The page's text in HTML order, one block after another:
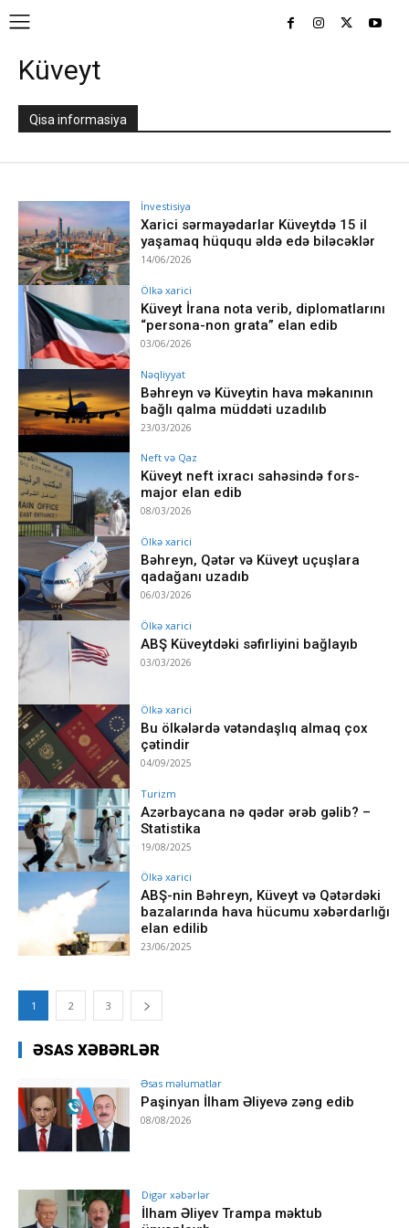
Küveyt
Qisa informasiya
İnvestisiya
Xarici sərmayədarlar Küveytdə 15 il
yaşamaq hüququ əldə edə biləcəklər
14/06/2026
Ölkə xarici
Küveyt İrana nota verib, diplomatlarını
“persona-non grata” elan edib
03/06/2026
Nəqliyyat
Bəhreyn və Küveytin hava məkanının
bağlı qalma müddəti uzadılıb
23/03/2026
Neft və Qaz
Küveyt neft ixracı sahəsində fors-
major elan edib
08/03/2026
Ölkə xarici
Bəhreyn, Qətər və Küveyt uçuşlara
qadağanı uzadıb
06/03/2026
Ölkə xarici
ABŞ Küveytdəki səfirliyini bağlayıb
03/03/2026
Ölkə xarici
Bu ölkələrdə vətəndaşlıq almaq çox
çətindir
04/09/2025
Turizm
Azərbaycana nə qədər ərəb gəlib? –
Statistika
19/08/2025
Ölkə xarici
ABŞ-nin Bəhreyn, Küveyt və Qətərdəki
bazalarında hava hücumu xəbərdarlığı
elan edilib
23/06/2025
1 2 3
ƏSAS XƏBƏRLƏR
Əsas məlumatlar
Paşinyan İlham Əliyevə zəng edib
08/08/2026
Digər xəbərlər
İlham Əliyev Trampa məktub